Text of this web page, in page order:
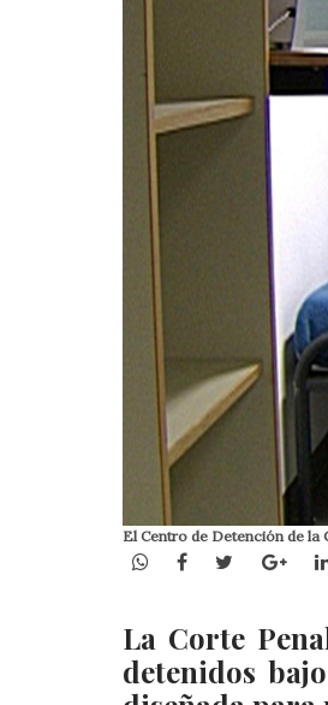
El Centro de Detención de
WhatsApp
Facebook
Twitter
La Corte
detenidos